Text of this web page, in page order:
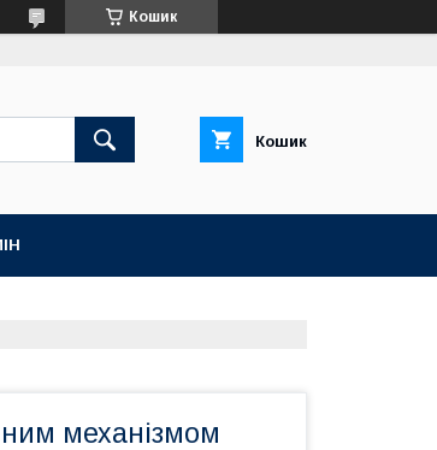
Кошик
Кошик
механізмом